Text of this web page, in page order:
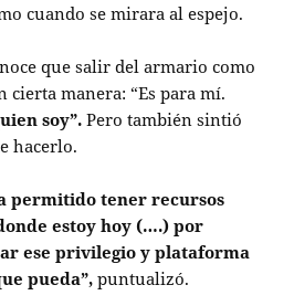
cuando se mirara al espejo.
que salir del armario como
cierta manera: “Es para mí.
soy”. Pero también sintió
hacerlo.
permitido tener recursos
estoy hoy (….) por
ese privilegio y plataforma
pueda”, puntualizó.